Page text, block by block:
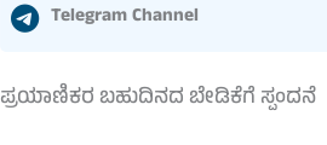
Telegram Channel
ಪ್ರಯಾಣಿಕರ ಬಹುದಿನದ ಬೇಡಿಕೆಗೆ ಸ್ಪಂದನೆ